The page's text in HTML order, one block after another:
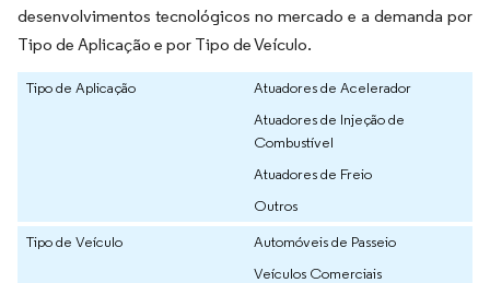
desenvolvimentos tecnológicos no mercado e a demanda por
Tipo de Aplicação e por Tipo de Veículo.
Tipo de Aplicação
Atuadores de Acelerador
Atuadores de Injeção de
Combustível
Atuadores de Freio
Outros
Tipo de Veículo
Automóveis de Passeio
Veículos Comerciais